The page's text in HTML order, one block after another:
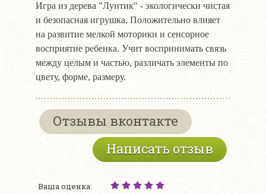
Игра из дерева "Лунтик" - экологически чистая
и безопасная игрушка. Положительно влияет
на развитие мелкой моторики и сенсорное
восприятие ребенка. Учит воспринимать связь
между целым и частью, различать элементы по
цвету, форме, размеру.
Отзывы вконтакте
Написать отзыв
Ваша оценка: